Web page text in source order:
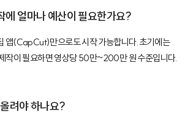
에 얼마나 예산이 필요한가요?
앱(CapCut)만으로도 시작 가능합니다. 초기에는
작이 필요하면 영상당 50만~200만 원 수준입니다.
려야 하나요?